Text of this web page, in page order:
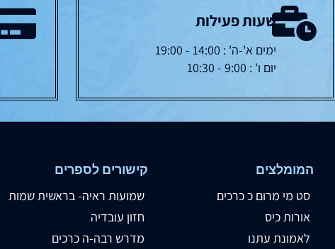
שעות פעילות
ימים א'-ה' : 14:00 - 19:00
יום ו' : 9:00 - 10:30
המומלצים
סט מי מרום כ כרכים
אורות כיס
לאמונת עתנו
קישורים לספרים
שמועות ראיה- בראשית שמות
חזון עובדיה
מדרש רבה-ה כרכים